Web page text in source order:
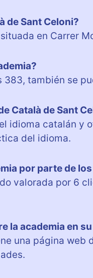
de Sant Celoni?
en Carrer
también se
Català de Sant
idioma catalán y
del idioma.
por parte de
valorada por 6
la academia en
una página web